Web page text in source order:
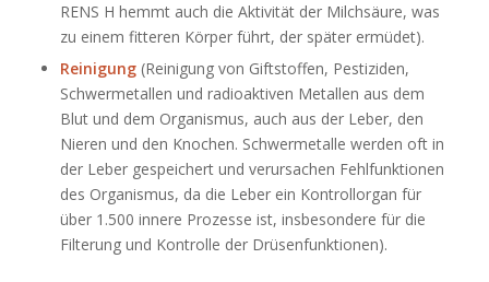
RENS H hemmt auch die Aktivität der Milchsäure, was
zu einem fitteren Körper führt, der später ermüdet).
Reinigung(Reinigung von Giftstoffen, Pestiziden,
Schwermetallen und radioaktiven Metallen aus dem
Blut und dem Organismus, auch aus der Leber, den
Nieren und den Knochen. Schwermetalle werden oft in
der Leber gespeichert und verursachen Fehlfunktionen
des Organismus, da die Leber ein Kontrollorgan für
über 1.500 innere Prozesse ist, insbesondere für die
Filterung und Kontrolle der Drüsenfunktionen).